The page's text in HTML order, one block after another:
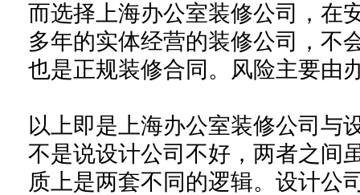
而选择上海办公室装修公司，在
多年的实体经营的装修公司，不
也是正规装修合同。风险主要由
以上即是上海办公室装修公司与
不是说设计公司不好，两者之间
质上是两套不同的逻辑。设计公